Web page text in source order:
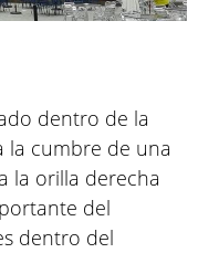
dentro de la
la cumbre de una
la orilla derecha
del
dentro del